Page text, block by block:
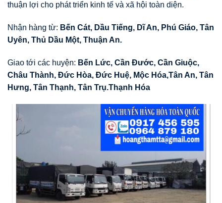
thuận lợi cho phát triển kinh tế và xã hội toàn diện.
Nhận hàng từ: Bến Cát, Dầu Tiếng, Dĩ An, Phú Giáo, Tân
Uyên, Thủ Dầu Một, Thuận An.
Giao tới các huyện: Bến Lức, Cần Đước, Cần Giuộc,
Châu Thành, Đức Hòa, Đức Huệ, Mộc Hóa,Tân An, Tân
Hưng, Tân Thạnh, Tân Trụ.Thạnh Hóa